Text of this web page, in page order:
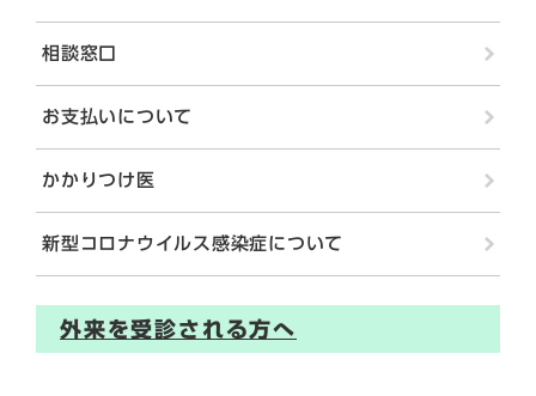
相談窓口
お支払いについて
かかりつけ医
新型コロナウイルス感染症について
外来を受診される方へ